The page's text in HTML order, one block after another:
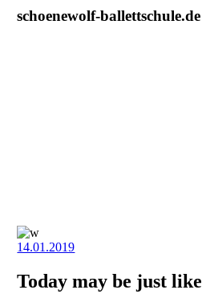
schoenewolf-ballettschule.de
14.01.2019
Today may be just like